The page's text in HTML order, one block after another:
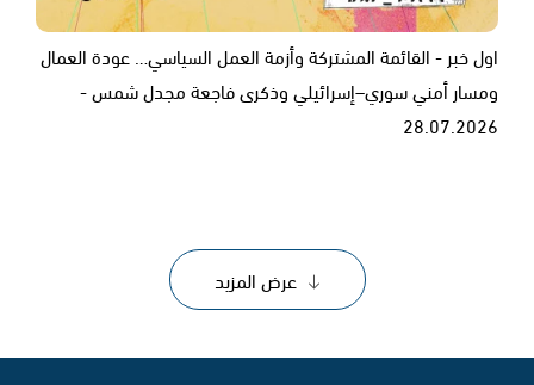
اول خبر - القائمة المشتركة وأزمة العمل السياسي… عودة العمال
ومسار أمني سوري–إسرائيلي وذكرى فاجعة مجدل شمس -
28.07.2026
عرض المزيد